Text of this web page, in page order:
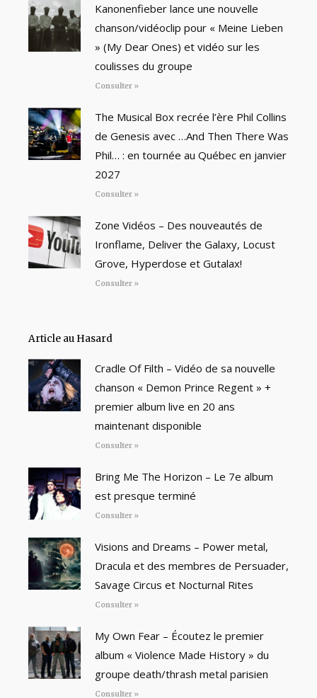
Kanonenfieber lance une nouvelle
chanson/vidéoclip pour « Meine Lieben
» (My Dear Ones) et vidéo sur les
coulisses du groupe
Consulter »
The Musical Box recrée l’ère Phil Collins
de Genesis avec …And Then There Was
Phil… : en tournée au Québec en janvier
2027
Consulter »
Zone Vidéos – Des nouveautés de
Ironflame, Deliver the Galaxy, Locust
Grove, Hyperdose et Gutalax!
Consulter »
Article au Hasard
Cradle Of Filth – Vidéo de sa nouvelle
chanson « Demon Prince Regent » +
premier album live en 20 ans
maintenant disponible
Consulter »
Bring Me The Horizon – Le 7e album
est presque terminé
Consulter »
Visions and Dreams – Power metal,
Dracula et des membres de Persuader,
Savage Circus et Nocturnal Rites
Consulter »
My Own Fear – Écoutez le premier
album « Violence Made History » du
groupe death/thrash metal parisien
Consulter »